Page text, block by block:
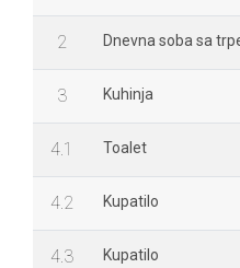
2 Dnevna soba sa
3 Kuhinja
4.1 Toalet
4.2 Kupatilo
4.3 Kupatilo